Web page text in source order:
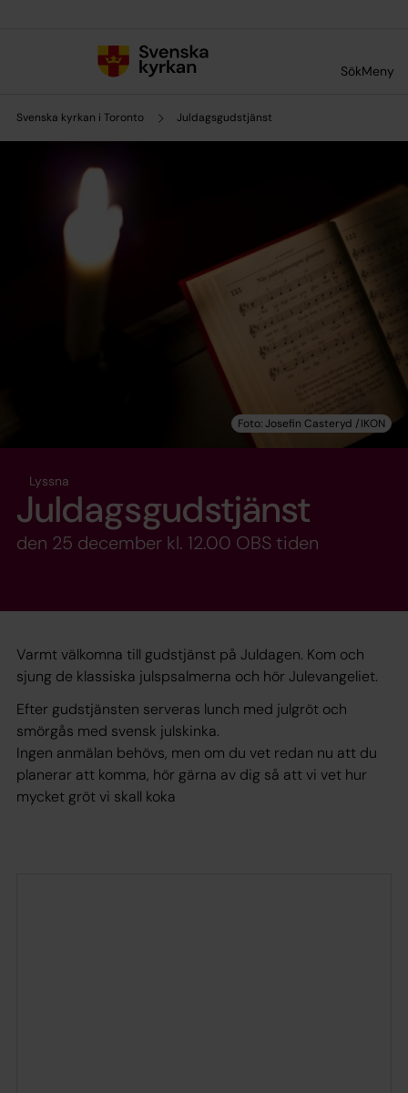
SökMeny
Svenska kyrkan i Toronto Juldagsgudstjänst
Lyssna
Juldagsgudstjänst
den 25 december kl. 12.00 OBS tiden
Varmt välkomna till gudstjänst på Juldagen. Kom och
sjung de klassiska julspsalmerna och hör Julevangeliet.
Efter gudstjänsten serveras lunch med julgröt och
smörgås med svensk julskinka.
Ingen anmälan behövs, men om du vet redan nu att du
planerar att komma, hör gärna av dig så att vi vet hur
mycket gröt vi skall koka